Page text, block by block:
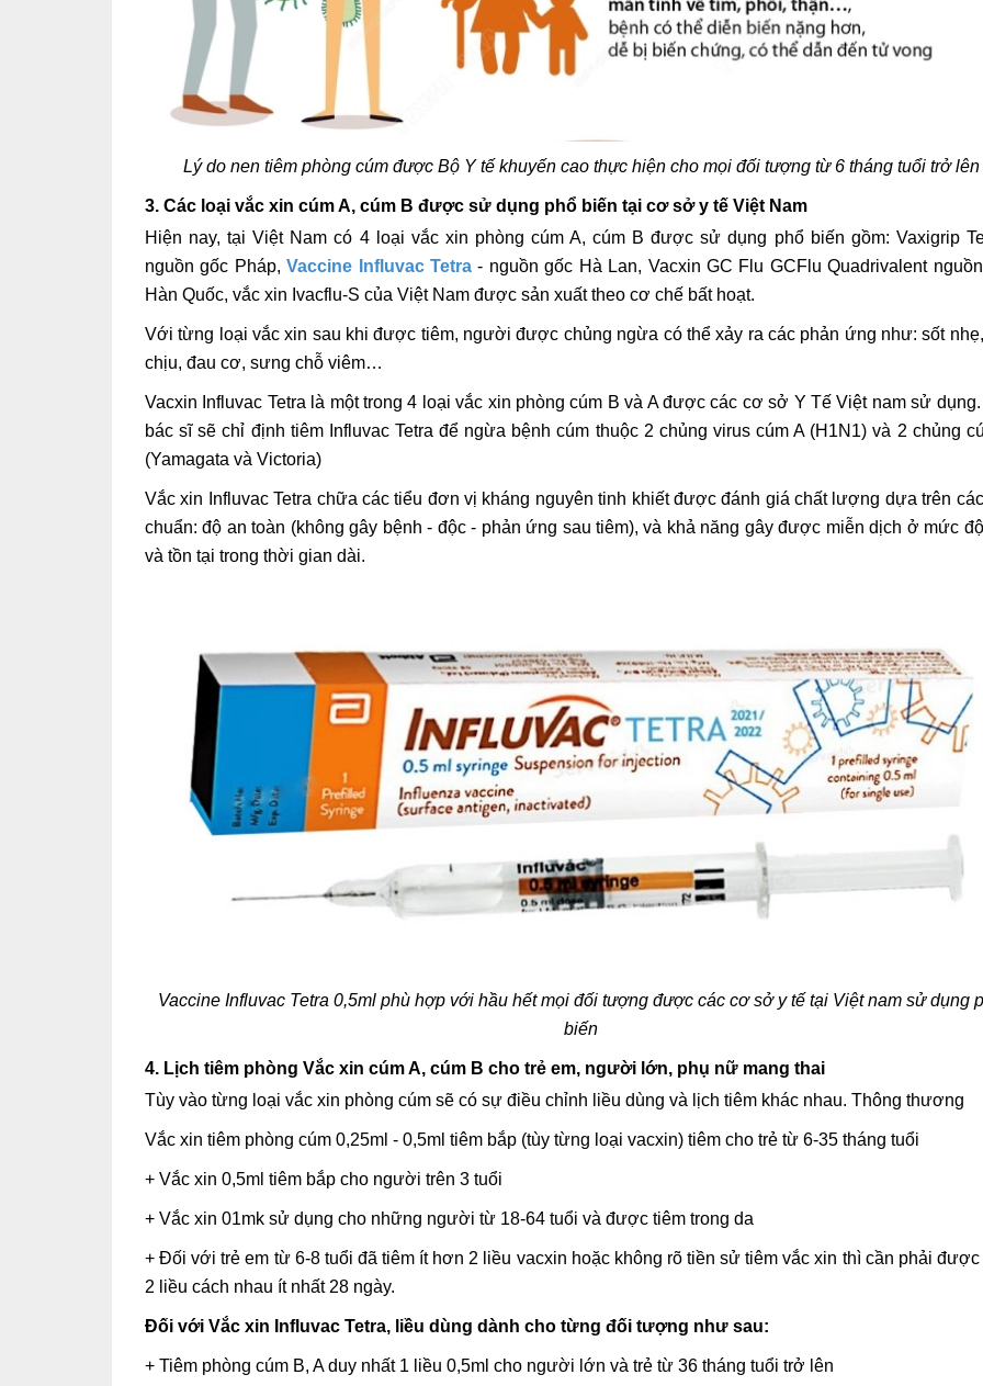
Lý do nen tiêm phòng cúm được Bộ Y tế khuyến cao thực hiện cho mọi đối tượng từ 6 tháng tuổi trở lên
3. Các loại vắc xin cúm A, cúm B được sử dụng phổ biến tại cơ sở y tế Việt Nam
Hiện nay, tại Việt Nam có 4 loại vắc xin phòng cúm A, cúm B được sử dụng phổ biến gồm: Vaxigrip
nguồn gốc Pháp,Vaccine Influvac Tetra - nguồn gốc Hà Lan, Vacxin GC Flu GCFlu Quadrivalent
Hàn Quốc, vắc xin Ivacflu-S của Việt Nam được sản xuất theo cơ chế bất hoạt.
Với từng loại vắc xin sau khi được tiêm, người được chủng ngừa có thể xảy ra các phản ứng như: sốt
chịu, đau cơ, sưng chỗ viêm…
Vacxin Influvac Tetra là một trong 4 loại vắc xin phòng cúm B và A được các cơ sở Y Tế Việt nam sử
bác sĩ sẽ chỉ định tiêm Influvac Tetra để ngừa bệnh cúm thuộc 2 chủng virus cúm A (H1N1) và 2 chủng
(Yamagata và Victoria)
Vắc xin Influvac Tetra chữa các tiểu đơn vị kháng nguyên tinh khiết được đánh giá chất lượng dựa trên
chuẩn: độ an toàn (không gây bệnh - độc - phản ứng sau tiêm), và khả năng gây được miễn dịch ở mức
và tồn tại trong thời gian dài.
Vaccine Influvac Tetra 0,5ml phù hợp với hầu hết mọi đối tượng được các cơ sở y tế tại Việt nam sử dụng
biến
4. Lịch tiêm phòng Vắc xin cúm A, cúm B cho trẻ em, người lớn, phụ nữ mang thai
Tùy vào từng loại vắc xin phòng cúm sẽ có sự điều chỉnh liều dùng và lịch tiêm khác nhau. Thông thương
Vắc xin tiêm phòng cúm 0,25ml - 0,5ml tiêm bắp (tùy từng loại vacxin) tiêm cho trẻ từ 6-35 tháng tuổi
+ Vắc xin 0,5ml tiêm bắp cho người trên 3 tuổi
+ Vắc xin 01mk sử dụng cho những người từ 18-64 tuổi và được tiêm trong da
+ Đối với trẻ em từ 6-8 tuổi đã tiêm ít hơn 2 liều vacxin hoặc không rõ tiền sử tiêm vắc xin thì cần phải được
2 liều cách nhau ít nhất 28 ngày.
Đối với Vắc xin Influvac Tetra, liều dùng dành cho từng đối tượng như sau:
+ Tiêm phòng cúm B, A duy nhất 1 liều 0,5ml cho người lớn và trẻ từ 36 tháng tuổi trở lên